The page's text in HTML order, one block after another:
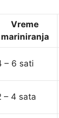
Vreme
mariniranja
– 6 sati
– 4 sata